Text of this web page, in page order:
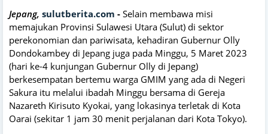
Jepang, sulutberita.com - Selain membawa misi
memajukan Provinsi Sulawesi Utara (Sulut) di sektor
perekonomian dan pariwisata, kehadiran Gubernur Olly
Dondokambey di Jepang juga pada Minggu, 5 Maret 2023
(hari ke-4 kunjungan Gubernur Olly di Jepang)
berkesempatan bertemu warga GMIM yang ada di Negeri
Sakura itu melalui ibadah Minggu bersama di Gereja
Nazareth Kirisuto Kyokai, yang lokasinya terletak di Kota
Oarai (sekitar 1 jam 30 menit perjalanan dari Kota Tokyo).